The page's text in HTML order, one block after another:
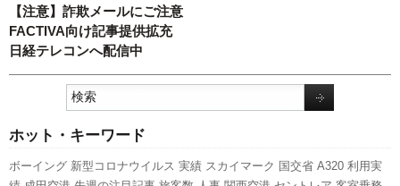
【注意】詐欺メールにご注意
FACTIVA向け記事提供拡充
日経テレコンへ配信中
ホット・キーワード
ボーイング 新型コロナウイルス 実績 スカイマーク 国交省 A320 利用実